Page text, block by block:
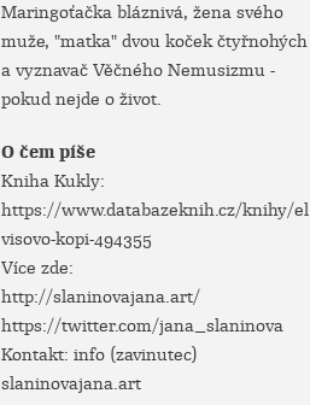
Maringoťačka bláznivá, žena svého
muže, "matka" dvou koček čtyřnohých
a vyznavač Věčného Nemusizmu -
pokud nejde o život.
O čem píše
Kniha Kukly:
https://www.databazeknih.cz/knihy/el
visovo-kopi-494355
Více zde:
http://slaninovajana.art/
https://twitter.com/jana_slaninova
Kontakt: info (zavinutec)
slaninovajana.art